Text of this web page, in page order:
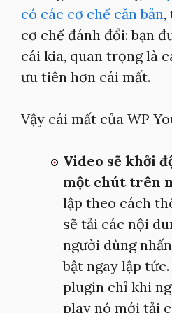
có các cơ chế căn bản,
cơ chế đánh đổi: bạn
cái kia, quan trọng là
ưu tiên hơn cái mất.
Vậy cái mất của WP
Video sẽ khởi
một chút trên
lập theo cách
sẽ tải các nội
người dùng
bật ngay lập
plugin chỉ khi
play nó mới tải